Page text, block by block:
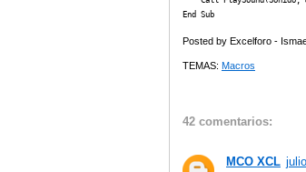
Posted by Excelforo -
TEMAS: Macros
42 comentarios:
MCO XCL